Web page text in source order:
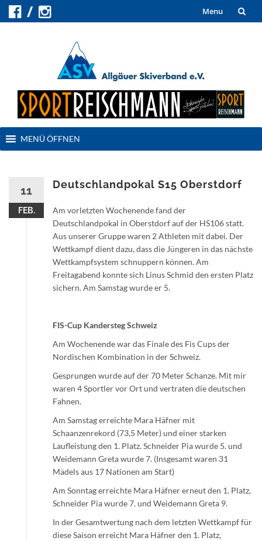
Menu
content
to
MENÜ ÖFFNEN
11
FEB.
Deutschlandpokal S15 Oberstdorf
Am vorletzten Wochenende fand der
Deutschlandpokal in Oberstdorf auf der HS106 statt.
Aus unserer Gruppe waren 2 Athleten mit dabei. Der
Wettkampf dient dazu, dass die Jüngeren in das nächste
Wettkampfsystem schnuppern können. Am
Freitagabend konnte sich Linus Schmid den ersten Platz
sichern. Am Samstag wurde er 5.
FIS-Cup Kandersteg Schweiz
Am Wochenende war das Finale des Fis Cups der
Nordischen Kombination in der Schweiz.
Gesprungen wurde auf der 70 Meter Schanze. Mit mir
waren 4 Sportler vor Ort und vertraten die deutschen
Fahnen.
Am Samstag erreichte Mara Häfner mit
Schaanzenrekord (73,5 Meter) und einer starken
Laufleistung den 1. Platz. Schneider Pia wurde 5. und
Weidemann Greta wurde 7. (Insgesamt waren 31
Mädels aus 17 Nationen am Start)
Am Sonntag erreichte Mara Häfner erneut den 1. Platz,
Schneider Pia wurde 7. und Weidemann Greta 9.
In der Gesamtwertung nach dem letzten Wettkampf für
diese Saison erreicht Mara Häfner den 1. Platz,